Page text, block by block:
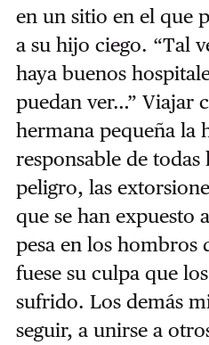
en un sitio en el que
a su hijo ciego. “Tal
haya buenos
puedan ver…” Viajar
hermana pequeña la
responsable de todas
peligro, las
que se han expuesto
pesa en los hombros
fuese su culpa que
sufrido. Los demás
seguir, a unirse a